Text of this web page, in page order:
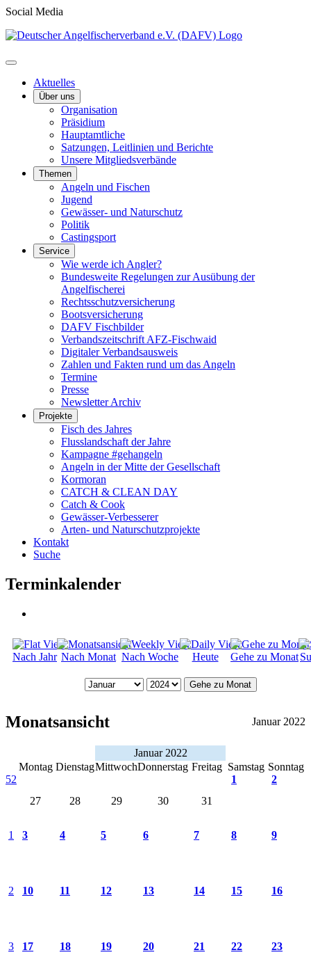
Social Media
Aktuelles
Über uns
Organisation
Präsidium
Hauptamtliche
Satzungen, Leitlinien und Berichte
Unsere Mitgliedsverbände
Themen
Angeln und Fischen
Jugend
Gewässer- und Naturschutz
Politik
Castingsport
Service
Wie werde ich Angler?
Bundesweite Regelungen zur Ausübung der
Angelfischerei
Rechtsschutzversicherung
Bootsversicherung
DAFV Fischbilder
Verbandszeitschrift AFZ-Fischwaid
Digitaler Verbandsausweis
Zahlen und Fakten rund um das Angeln
Termine
Presse
Newsletter Archiv
Projekte
Fisch des Jahres
Flusslandschaft der Jahre
Kampagne #gehangeln
Angeln in der Mitte der Gesellschaft
Kormoran
CATCH & CLEAN DAY
Catch & Cook
Gewässer-Verbesserer
Arten- und Naturschutzprojekte
Kontakt
Suche
Terminkalender
Nach Jahr Nach Monat Nach Woche Heute Gehe zu Monat
Gehe zu Monat
Monatsansicht Januar 2022
Januar 2022
Montag DienstagMittwochDonnerstag Freitag Samstag Sonntag
52
27
28 29 30 31
1 2
1 3 4 5 6 7 8 9
2 10 11 12 13 14 15 16
3 17 18 19 20 21 22 23